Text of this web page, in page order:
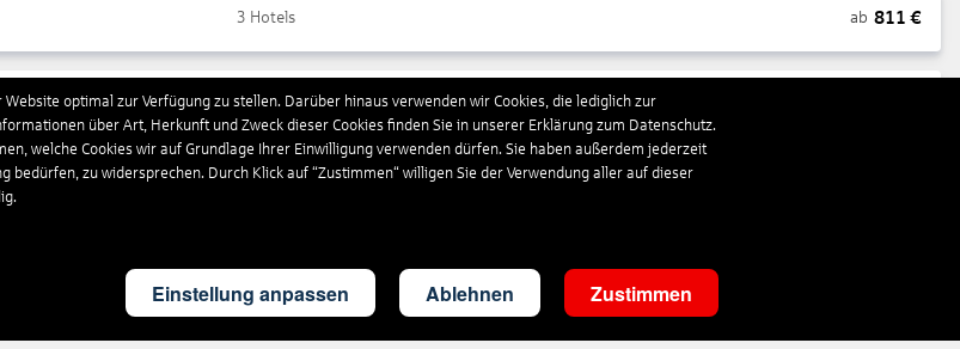
3 Hotels ab 811 €
10 Hotels
optimal zur Verfügung zu stellen. Darüber hinaus verwenden wir Cookies, die lediglich zur
über Art, Herkunft und Zweck dieser Cookies finden Sie in unserer Erklärung zum Datenschutz.
welche Cookies wir auf Grundlage Ihrer Einwilligung verwenden dürfen. Sie haben außerdem jederzeit
bedürfen, zu widersprechen. Durch Klick auf “Zustimmen“ willigen Sie der Verwendung aller auf dieser
Einstellung anpassen Ablehnen Zustimmen